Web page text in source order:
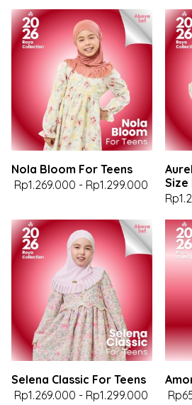
Nola Bloom For Teens
Rp1.269.000 - Rp1.299.000
Size
Selena Classic For Teens
Rp1.269.000 - Rp1.299.000